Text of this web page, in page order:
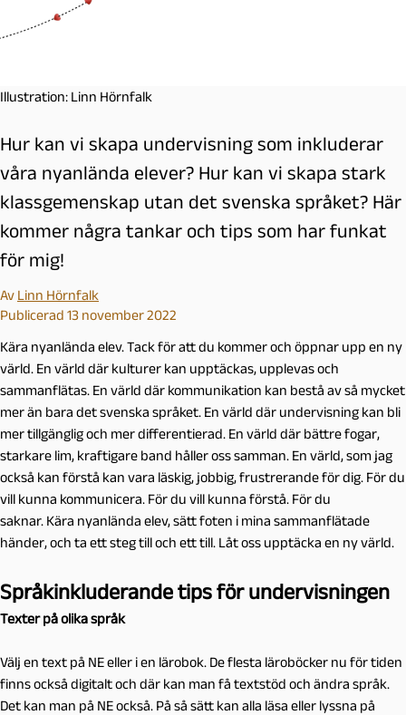
Illustration: Linn Hörnfalk
Hur kan vi skapa undervisning som inkluderar
våra nyanlända elever? Hur kan vi skapa stark
klassgemenskap utan det svenska språket? Här
kommer några tankar och tips som har funkat
för mig!
Av Linn Hörnfalk
Publicerad 13 november 2022
Kära nyanlända elev. Tack för att du kommer och öppnar upp en ny
värld. En värld där kulturer kan upptäckas, upplevas och
sammanflätas. En värld där kommunikation kan bestå av så mycket
mer än bara det svenska språket. En värld där undervisning kan bli
mer tillgänglig och mer differentierad. En värld där bättre fogar,
starkare lim, kraftigare band håller oss samman. En värld, som jag
också kan förstå kan vara läskig, jobbig, frustrerande för dig. För du
vill kunna kommunicera. För du vill kunna förstå. För du
saknar. Kära nyanlända elev, sätt foten i mina sammanflätade
händer, och ta ett steg till och ett till. Låt oss upptäcka en ny värld.
Språkinkluderande tips för undervisningen
Texter på olika språk
Välj en text på NE eller i en lärobok. De flesta läroböcker nu för tiden
finns också digitalt och där kan man få textstöd och ändra språk.
Det kan man på NE också. På så sätt kan alla läsa eller lyssna på